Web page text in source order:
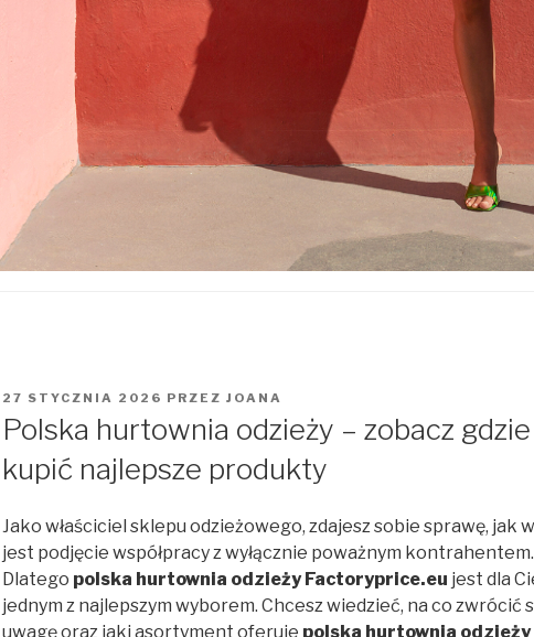
OPUBLIKOWANE
27 STYCZNIA 2026 PRZEZ JOANA
Polska hurtownia odzieży – zobacz gdzie
kupić najlepsze produkty
Jako właściciel sklepu odzieżowego, zdajesz sobie sprawę, jak
jest podjęcie współpracy z wyłącznie poważnym kontrahentem.
Dlatego polska hurtownia odzieży Factoryprice.eu jest dla
jednym z najlepszym wyborem. Chcesz wiedzieć, na co zwrócić
uwagę oraz jaki asortyment oferuje polska hurtownia odzieży